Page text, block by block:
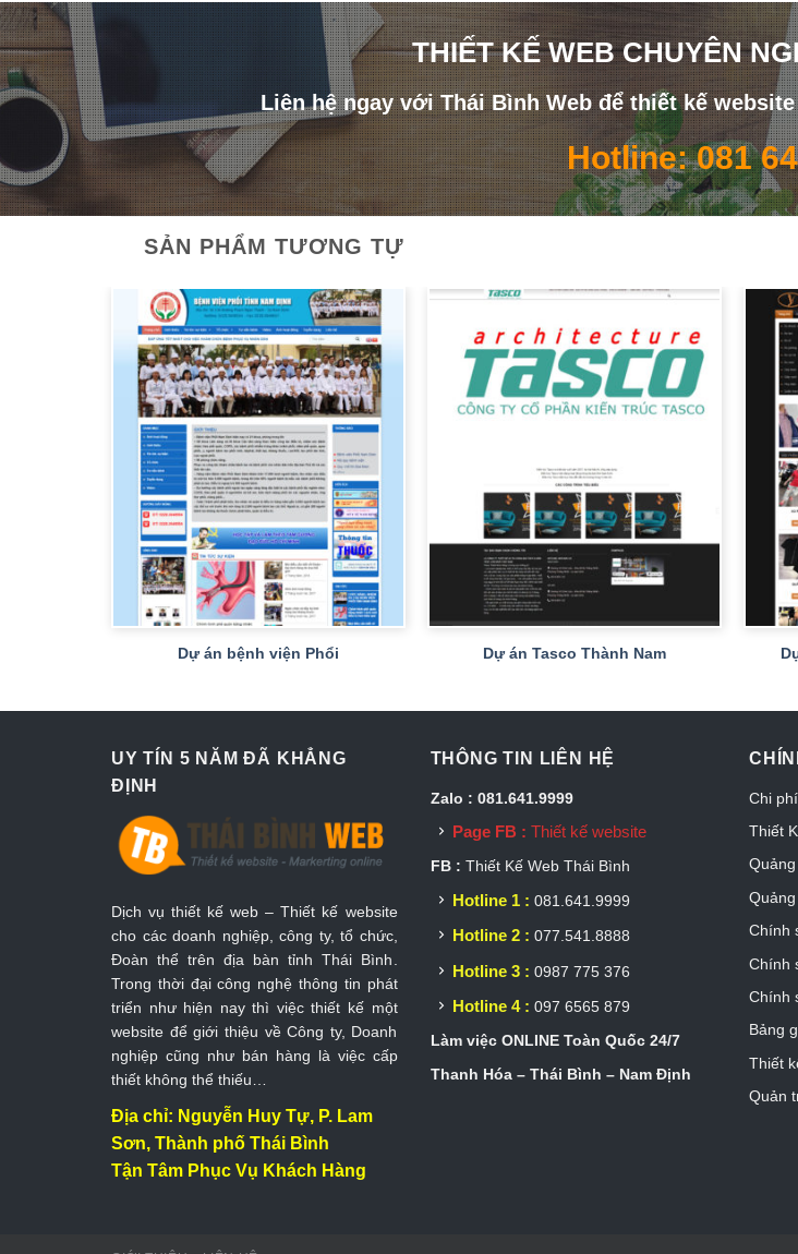
THIẾT KẾ WEB CHUYÊN
Liên hệ ngay với Thái Bình Web để thiết kế
Hotline: 081
SẢN PHẨM TƯƠNG TỰ
Dự án bệnh viện Phổi Dự án Tasco Thành Nam
UY TÍN 5 NĂM ĐÃ KHẲNG
ĐỊNH
Dịch vụ thiết kế web – Thiết kế website
cho các doanh nghiệp, công ty, tổ chức,
Đoàn thể trên địa bàn tỉnh Thái Bình.
Trong thời đại công nghệ thông tin phát
triển như hiện nay thì việc thiết kế một
website để giới thiệu về Công ty, Doanh
nghiệp cũng như bán hàng là việc cấp
thiết không thể thiếu…
Địa chỉ: Nguyễn Huy Tự, P. Lam
Sơn, Thành phố Thái Bình
Tận Tâm Phục Vụ Khách Hàng
THÔNG TIN LIÊN HỆ
Zalo : 081.641.9999
Page FB : Thiết kế website
FB : Thiết Kế Web Thái Bình
Hotline 1 : 081.641.9999
Hotline 2 : 077.541.8888
Hotline 3 : 0987 775 376
Hotline 4 : 097 6565 879
Làm việc ONLINE Toàn Quốc 24/7
Thanh Hóa – Thái Bình – Nam Định
Chi
Thiết
Chính
Chính
Chính
Bảng
Thiết
Quản